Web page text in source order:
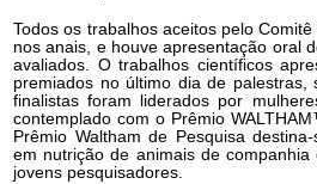
Todos os trabalhos aceitos pelo
nos anais, e houve apresentação oral
avaliados. O trabalhos científicos
premiados no último dia de palestras,
finalistas foram liderados por
contemplado com o Prêmio
Prêmio Waltham de Pesquisa
em nutrição de animais de
jovens pesquisadores.